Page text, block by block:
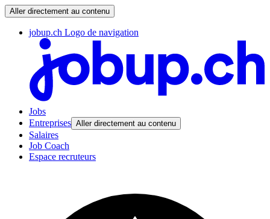
Aller directement au contenu
jobup.ch Logo de navigation
Jobs
Entreprises Aller directement au contenu
Salaires
Job Coach
Espace recruteurs